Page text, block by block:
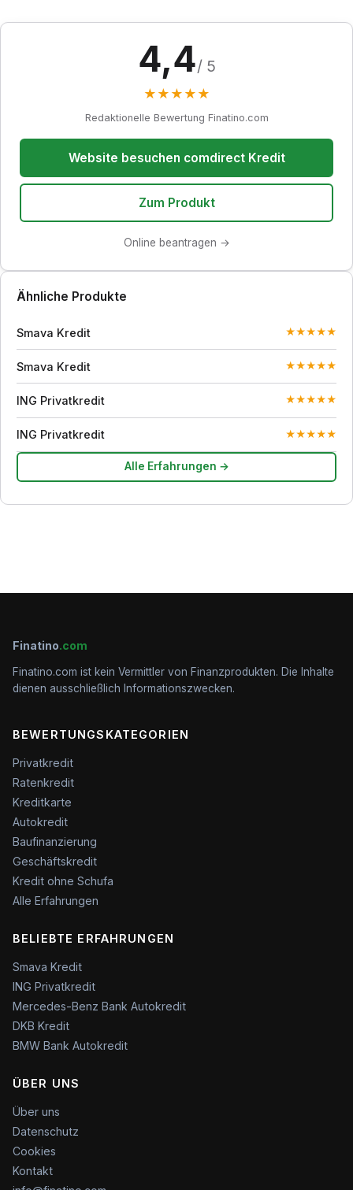
4,4/ 5
★ ★ ★ ★ ★
Redaktionelle Bewertung Finatino.com
Website besuchen comdirect Kredit
Zum Produkt
Online beantragen →
Ähnliche Produkte
Smava Kredit ★★★★★
Smava Kredit ★★★★★
ING Privatkredit ★★★★★
ING Privatkredit ★★★★★
Alle Erfahrungen →
Finatino.com
Finatino.com ist kein Vermittler von Finanzprodukten. Die Inhalte
dienen ausschließlich Informationszwecken.
BEWERTUNGSKATEGORIEN
Privatkredit
Ratenkredit
Kreditkarte
Autokredit
Baufinanzierung
Geschäftskredit
Kredit ohne Schufa
Alle Erfahrungen
BELIEBTE ERFAHRUNGEN
Smava Kredit
ING Privatkredit
Mercedes-Benz Bank Autokredit
DKB Kredit
BMW Bank Autokredit
ÜBER UNS
Über uns
Datenschutz
Cookies
Kontakt